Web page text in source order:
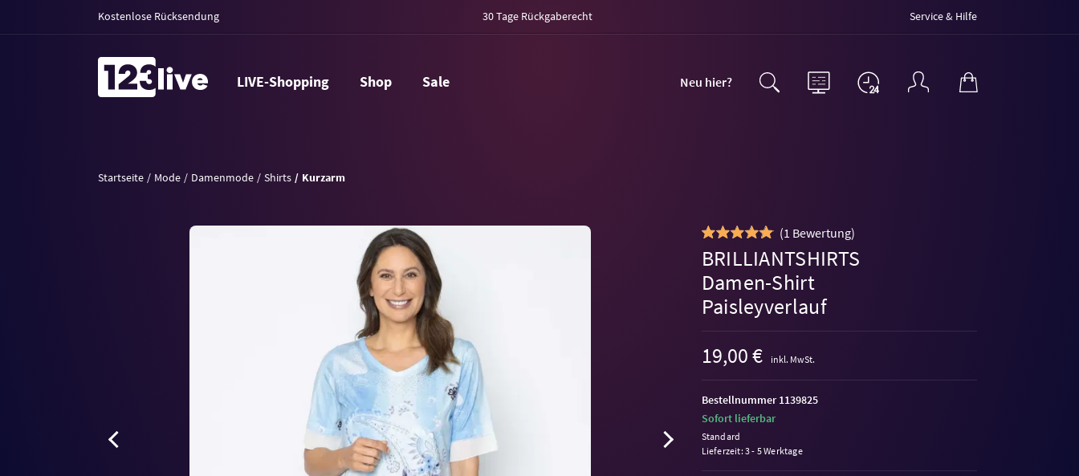
Kostenlose Rücksendung 30 Tage Rückgaberecht Service & Hilfe
LIVE-Shopping Shop Sale Neu hier?
Startseite Mode Damenmode Shirts Kurzarm
(1 Bewertung)
BRILLIANTSHIRTS
Damen-Shirt
Paisleyverlauf
19,00 €
inkl. MwSt.
Bestellnummer 1139825
Sofort lieferbar
Standard
Lieferzeit: 3 - 5 Werktage